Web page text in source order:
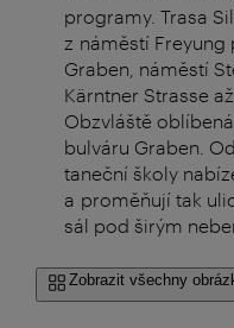
programy. Trasa
z náměstí
Graben, náměstí
Kärntner Strasse
Obzvláště
bulváru Graben.
taneční školy
a proměňují tak
sál pod širým
Zobrazit všechny